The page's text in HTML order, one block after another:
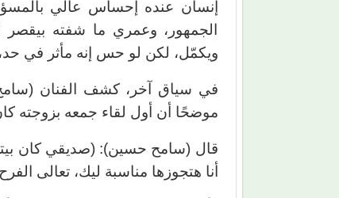
إنسان عنده إحساس عالي
الجمهور، وعمري ما شفته
ويكمّل، لكن لو حس إنه مأثر في
في سياق آخر، كشف الفنان
موضحًا أن أول لقاء جمعه بزوجته
قال (سامح حسين): (صديقي كان
أنا هتجوزها مناسبة ليك، تعالى